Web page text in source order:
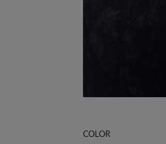
COLOR